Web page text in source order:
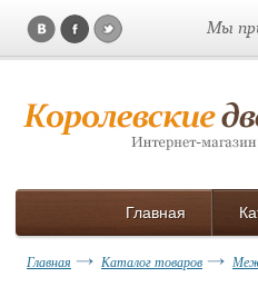
Мы
Главная
Главная Каталог товаров